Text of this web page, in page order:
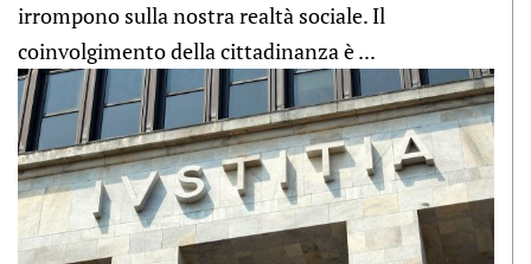
irrompono sulla nostra realtà sociale. Il
coinvolgimento della cittadinanza è ...